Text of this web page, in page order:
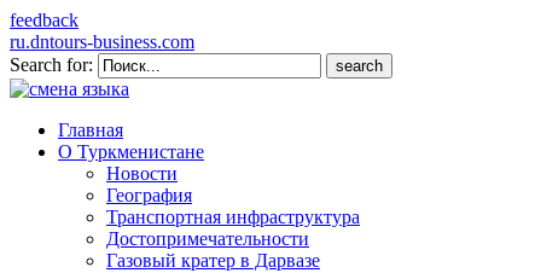
feedback
ru.dntours-business.com
Search for:
Главная
О Туркменистане
Новости
География
Транспортная инфраструктура
Достопримечательности
Газовый кратер в Дарвазе